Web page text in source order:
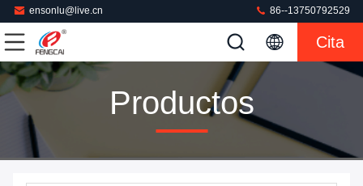
ensonlu@live.cn 86--13750792529
Cita
Productos